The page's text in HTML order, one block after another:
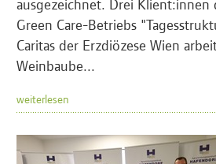
Green Care-Betriebs
Caritas der Erzdiözese Wien
Weinbaube...
weiterlesen